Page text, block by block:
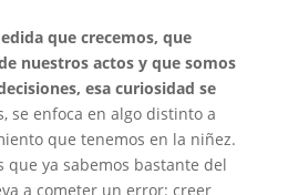
que crecemos, que
nuestros actos y que somos
esa curiosidad se
se enfoca en algo distinto a
que tenemos en la niñez.
que ya sabemos bastante del
a cometer un error: creer